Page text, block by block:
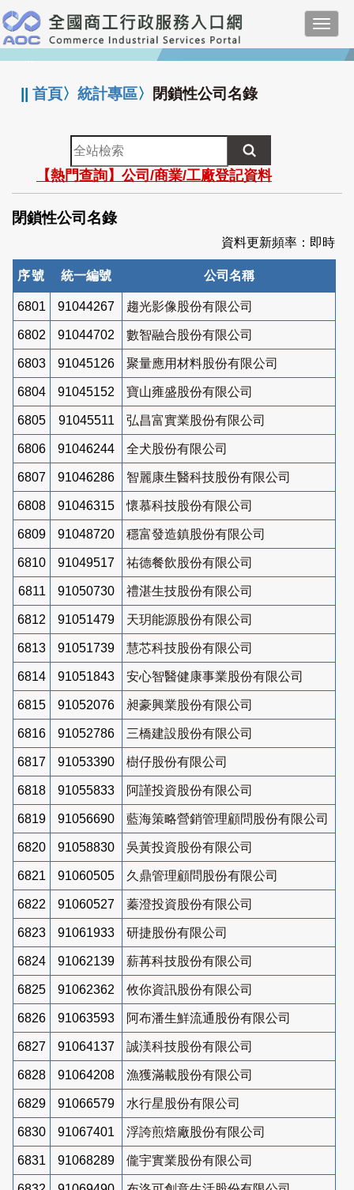
跳
到
主
要
:::
||首頁〉統計專區〉 閉鎖性公司名錄
全
站
檢
索
【熱門查詢】公司/商業/工廠登記資料
閉鎖性公司名錄
資料更新頻率：即時
序號 統一編號 公司名稱
6801 91044267 趨光影像股份有限公司
6802 91044702 數智融合股份有限公司
6803 91045126 聚量應用材料股份有限公司
6804 91045152 寶山雍盛股份有限公司
6805 91045511 弘昌富實業股份有限公司
6806 91046244 全犬股份有限公司
6807 91046286 智麗康生醫科技股份有限公司
6808 91046315 懷慕科技股份有限公司
6809 91048720 穩富發造鎮股份有限公司
6810 91049517 祐德餐飲股份有限公司
6811 91050730 禮湛生技股份有限公司
6812 91051479 天玥能源股份有限公司
6813 91051739 慧芯科技股份有限公司
6814 91051843 安心智醫健康事業股份有限公司
6815 91052076 昶豪興業股份有限公司
6816 91052786 三橋建設股份有限公司
6817 91053390 樹仔股份有限公司
6818 91055833 阿謹投資股份有限公司
6819 91056690 藍海策略營銷管理顧問股份有限公司
6820 91058830 吳黃投資股份有限公司
6821 91060505 久鼎管理顧問股份有限公司
6822 91060527 蓁澄投資股份有限公司
6823 91061933 研捷股份有限公司
6824 91062139 薪苒科技股份有限公司
6825 91062362 攸你資訊股份有限公司
6826 91063593 阿布潘生鮮流通股份有限公司
6827 91064137 誠渼科技股份有限公司
6828 91064208 漁獲滿載股份有限公司
6829 91066579 水行星股份有限公司
6830 91067401 浮誇煎焙廠股份有限公司
6831 91068289 儱宇實業股份有限公司